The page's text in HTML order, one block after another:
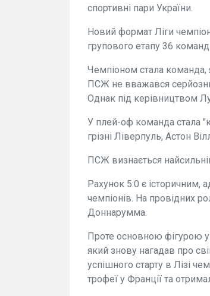
спортивні пари України.
Новий формат Ліги
групового етапу 36
Чемпіоном стала команда,
ПСЖ не вважався
Однак під керівництвом
У плей-оф команда стала
грізні Ліверпуль, Астон
ПСЖ визнається
Рахунок 5:0 є історичним,
чемпіонів. На провідних
Доннарумма.
Проте основною фігурою
який знову нагадав про
успішного старту в Лізі
трофеї у Франції та